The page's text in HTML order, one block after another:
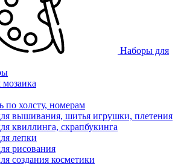
Наборы для
по холсту, номерам
вышивания, шитья игрушки, плетения
квиллинга, скрапбукинга
лепки
рисования
создания косметики